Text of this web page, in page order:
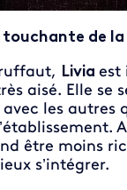
de la
Livia est
aisé. Elle se
les autres
être moins
s’intégrer.